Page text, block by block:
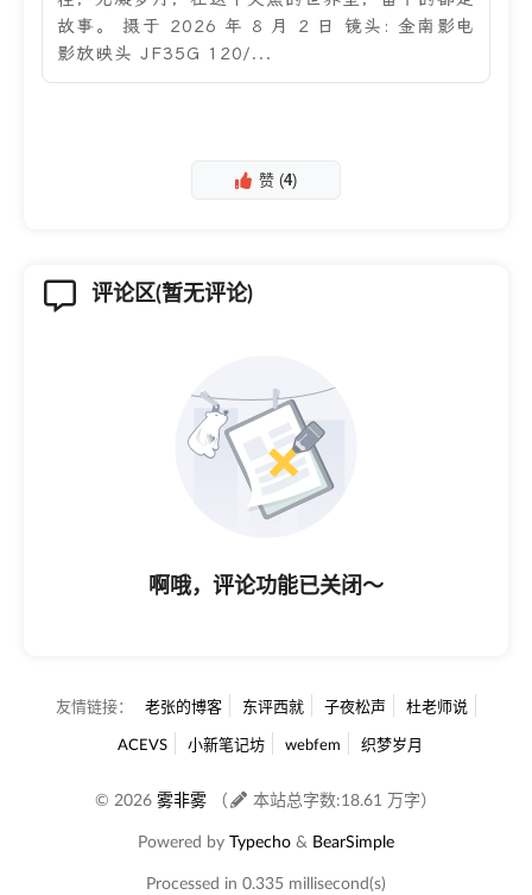
故事。 摄于 2026 年 8 月 2 日 镜头: 金南影电
影放映头 JF35G 120/...
赞 (4)
评论区(暂无评论)
啊哦，评论功能已关闭～
友情链接： 老张的博客 东评西就 子夜松声
杜老师说
ACEVS
小新笔记坊 webfem 织梦岁月
© 2026雾非雾 （ 本站总字数:18.61 万字）
Powered by Typecho & BearSimple
Processed in 0.335 millisecond(s)